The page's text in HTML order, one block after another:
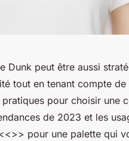
Dunk peut être aussi
tout en tenant compte
pour choisir une
de 2023 et les
>> pour une palette qui